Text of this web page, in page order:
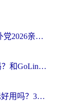
Quickback和云帆哪个好？海外党2026亲测指南：选对加速器大陆工具，无缝刷国内剧玩国服
海外党必看：斧牛VPN好用吗？和GoLinkVPN对比哪个回国效果更好？
海外党必看：斧牛和夏时国际好用吗？3步选对回国加速器，无缝刷国内资源